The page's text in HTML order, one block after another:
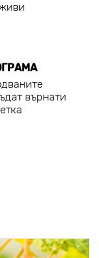
върнати